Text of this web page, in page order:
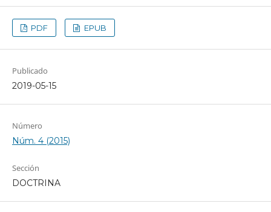
PDF EPUB
Publicado
2019-05-15
Número
Núm. 4 (2015)
Sección
DOCTRINA